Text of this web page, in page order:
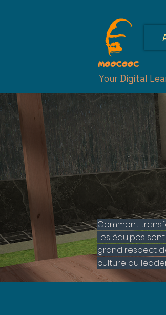
Your Digital
Comment
Les équipes
grand respect
culture du